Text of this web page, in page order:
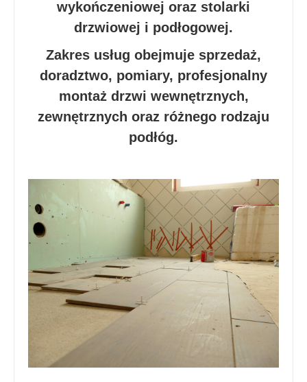
wykończeniowej oraz stolarki
drzwiowej i podłogowej.
Zakres usług obejmuje sprzedaż,
doradztwo, pomiary, profesjonalny
montaż drzwi wewnętrznych,
zewnętrznych oraz różnego rodzaju
podłóg.